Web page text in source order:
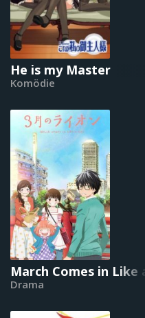
He is my Master
Komödie
March Comes in Like
Drama